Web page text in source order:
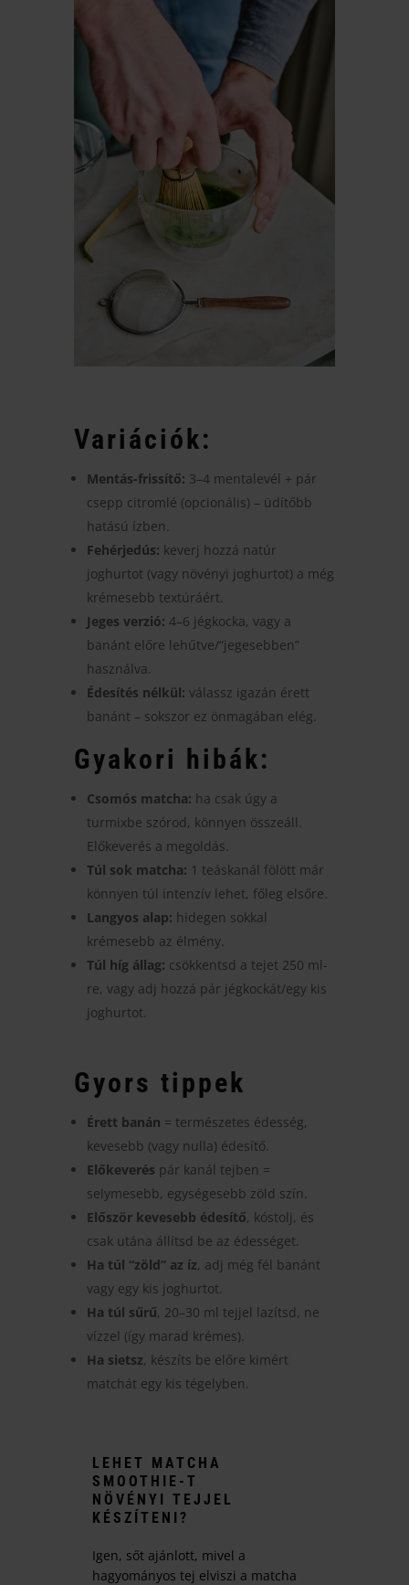
Variációk:
Mentás-frissítő: 3–4 mentalevél + pár
csepp citromlé (opcionális) – üdítőbb
hatású ízben.
Fehérjedús: keverj hozzá natúr
joghurtot (vagy növényi joghurtot) a még
krémesebb textúráért.
Jeges verzió: 4–6 jégkocka, vagy a
banánt előre lehűtve/“jegesebben”
használva.
Édesítés nélkül: válassz igazán érett
banánt – sokszor ez önmagában elég.
Gyakori hibák:
Csomós matcha: ha csak úgy a
turmixbe szórod, könnyen összeáll.
Előkeverés a megoldás.
Túl sok matcha: 1 teáskanál fölött már
könnyen túl intenzív lehet, főleg elsőre.
Langyos alap: hidegen sokkal
krémesebb az élmény.
Túl híg állag: csökkentsd a tejet 250 ml-
re, vagy adj hozzá pár jégkockát/egy kis
joghurtot.
Gyors tippek
Érett banán = természetes édesség,
kevesebb (vagy nulla) édesítő.
Előkeverés pár kanál tejben =
selymesebb, egységesebb zöld szín.
Először kevesebb édesítő, kóstolj, és
csak utána állítsd be az édességet.
Ha túl “zöld” az íz, adj még fél banánt
vagy egy kis joghurtot.
Ha túl sűrű, 20–30 ml tejjel lazítsd, ne
vízzel (így marad krémes).
Ha sietsz, készíts be előre kimért
matchát egy kis tégelyben.
LEHET MATCHA
SMOOTHIE-T
NÖVÉNYI TEJJEL
KÉSZÍTENI?
Igen, sőt ajánlott, mivel a
hagyományos tej elviszi a matcha